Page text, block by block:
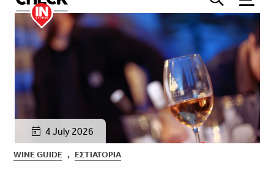
4 July 2026
WINE GUIDE , ΕΣΤΙΑΤΌΡΙΑ